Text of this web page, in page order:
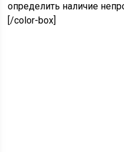
определить наличие
[/color-box]